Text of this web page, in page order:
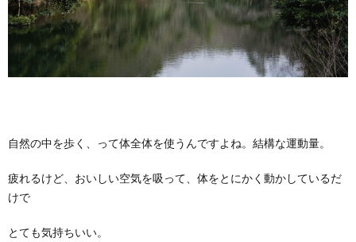
自然の中を歩く、って体全体を使うんですよね。結構な運動量。
疲れるけど、おいしい空気を吸って、体をとにかく動かしているだ
けで
とても気持ちいい。